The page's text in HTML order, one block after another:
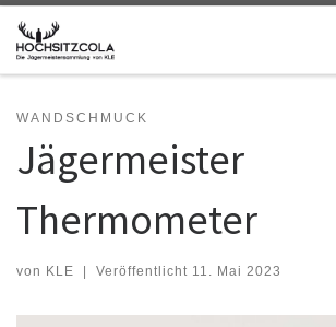
Zum Inhalt springen
WANDSCHMUCK
Jägermeister
Thermometer
von KLE Veröffentlicht 11. Mai 2023